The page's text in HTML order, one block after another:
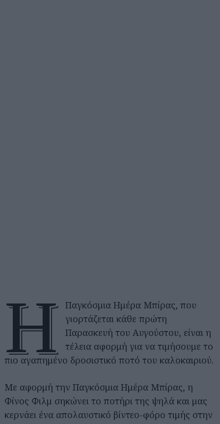
Η
Παγκόσμια Ημέρα Μπίρας, που
γιορτάζεται κάθε πρώτη
Παρασκευή του Αυγούστου, είναι η
τέλεια αφορμή για να τιμήσουμε το
πιο αγαπημένο δροσιστικό ποτό του καλοκαιριού.
Με αφορμή την Παγκόσμια Ημέρα Μπίρας, η
Φίνος Φιλμ σηκώνει το ποτήρι της ψηλά και μας
κερνάει ένα απολαυστικό βίντεο-φόρο τιμής στην